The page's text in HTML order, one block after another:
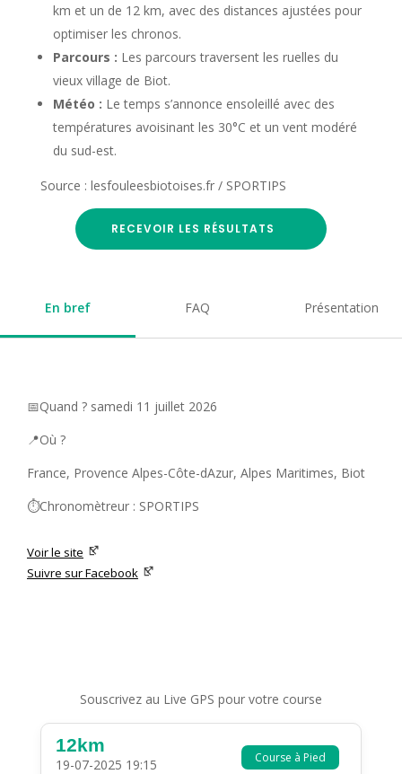
km et un de 12 km, avec des distances ajustées pour
optimiser les chronos.
Parcours : Les parcours traversent les ruelles du
vieux village de Biot.
Météo : Le temps s’annonce ensoleillé avec des
températures avoisinant les 30°C et un vent modéré
du sud-est.
Source : lesfouleesbiotoises.fr / SPORTIPS
RECEVOIR LES RÉSULTATS
En bref FAQ Présentation
📅Quand ? samedi 11 juillet 2026
📍Où ?
France, Provence Alpes-Côte-dAzur, Alpes Maritimes, Biot
⏱️Chronomètreur : SPORTIPS
Voir le site
Suivre sur Facebook
Souscrivez au Live GPS pour votre course
Course à Pied
12km
19-07-2025 19:15